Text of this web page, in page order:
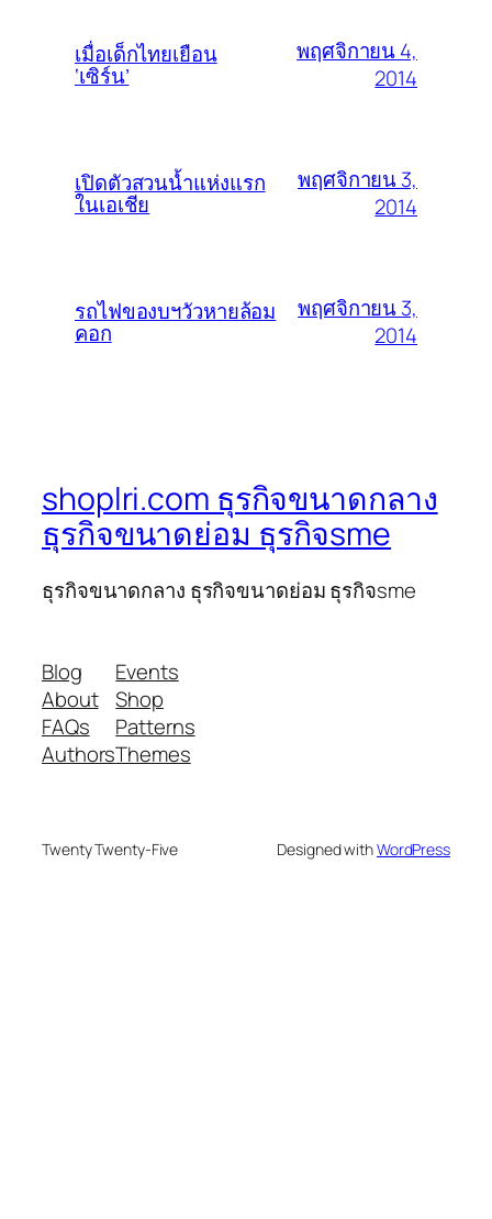
เมื่อเด็กไทยเยือน
‘เซิร์น’
พฤศจิกายน 4,
2014
เปิดตัวสวนน้ำแห่งแรก
ในเอเชีย
พฤศจิกายน 3,
2014
รถไฟของบฯวัวหายล้อม
คอก
พฤศจิกายน 3,
2014
shoplri.com ธุรกิจขนาดกลาง
ธุรกิจขนาดย่อม ธุรกิจsme
ธุรกิจขนาดกลาง ธุรกิจขนาดย่อม ธุรกิจsme
Blog
About
FAQs
Authors
Events
Shop
Patterns
Themes
Twenty Twenty-Five Designed withWordPress